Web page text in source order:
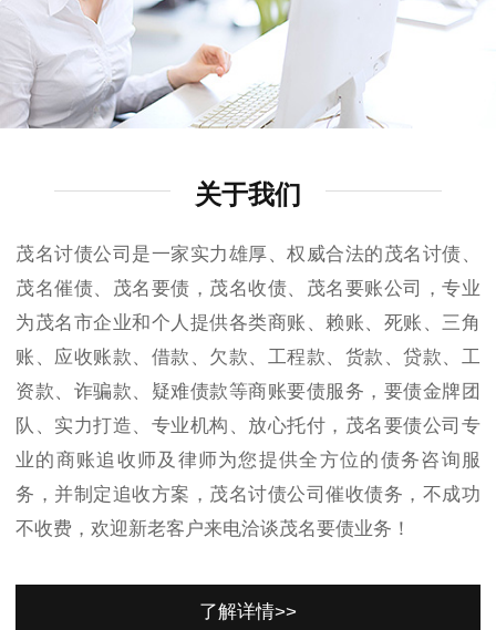
关于我们
茂名讨债公司是一家实力雄厚、权威合法的茂名讨债、
茂名催债、茂名要债，茂名收债、茂名要账公司，专业
为茂名市企业和个人提供各类商账、赖账、死账、三角
账、应收账款、借款、欠款、工程款、货款、贷款、工
资款、诈骗款、疑难债款等商账要债服务，要债金牌团
队、实力打造、专业机构、放心托付，茂名要债公司专
业的商账追收师及律师为您提供全方位的债务咨询服
务，并制定追收方案，茂名讨债公司催收债务，不成功
不收费，欢迎新老客户来电洽谈茂名要债业务！
了解详情>>